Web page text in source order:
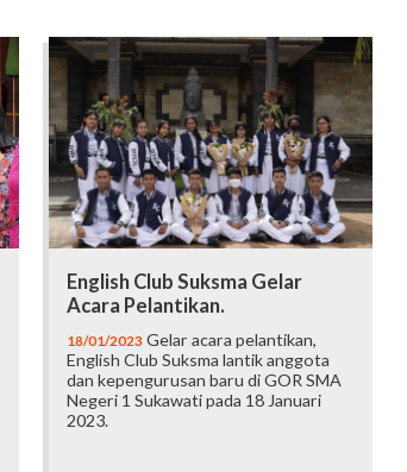
English Club Suksma Gelar
Acara Pelantikan.
18/01/2023 Gelar acara pelantikan,
English Club Suksma lantik anggota
dan kepengurusan baru di GOR SMA
Negeri 1 Sukawati pada 18 Januari
2023.